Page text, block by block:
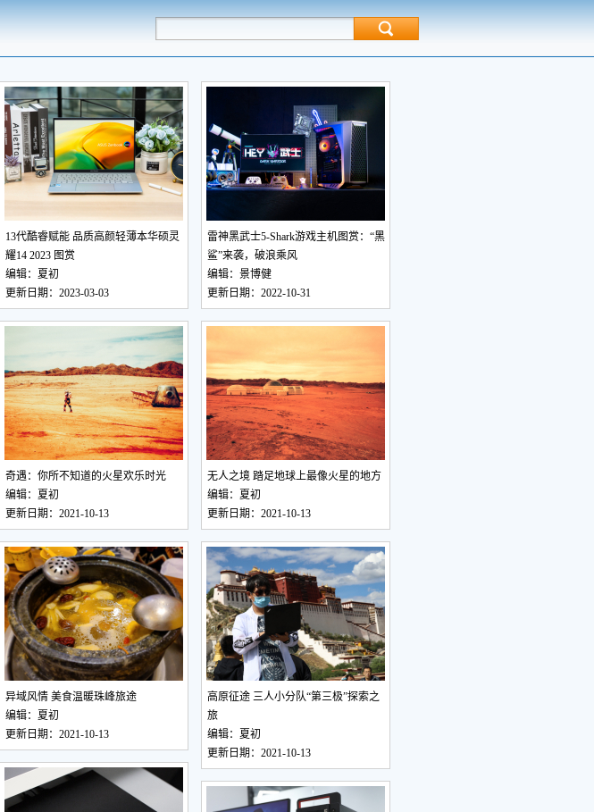
13代酷睿赋能 品质高颜轻薄本华硕灵
耀14 2023 图赏
编辑：夏初
更新日期：2023-03-03
雷神黑武士5-Shark游戏主机图赏：“黑
鲨”来袭，破浪乘风
编辑：景博健
更新日期：2022-10-31
奇遇：你所不知道的火星欢乐时光
编辑：夏初
更新日期：2021-10-13
无人之境 踏足地球上最像火星的地方
编辑：夏初
更新日期：2021-10-13
异域风情 美食温暖珠峰旅途
编辑：夏初
更新日期：2021-10-13
高原征途 三人小分队“第三极”探索之
旅
编辑：夏初
更新日期：2021-10-13